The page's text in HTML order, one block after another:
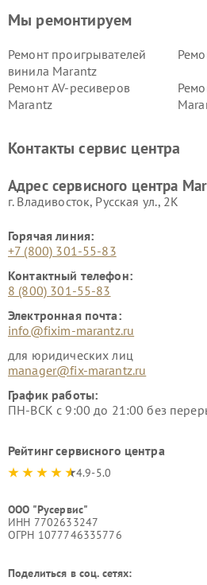
Мы ремонтируем
Ремонт проигрывателей
винила Marantz
Ремонт AV-ресиверов
Marantz
Контакты сервис центра
Адрес сервисного центра
г. Владивосток, Русская ул., 2К
Горячая линия:
+7 (800) 301-55-83
Контактный телефон:
8 (800) 301-55-83
Электронная почта:
info@fixim-marantz.ru
для юридических лиц
manager@fix-marantz.ru
График работы:
ПН-ВСК с 9:00 до 21:00 без
Рейтинг сервисного центра
4.9-5.0
ООО "Русервис"
ИНН 7702633247
ОГРН 1077746335776
Поделиться в соц. сетях: